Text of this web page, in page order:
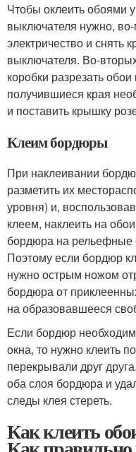
Чтобы оклеить обоями
выключателя нужно,
электричество и снять
выключателя. Во-
коробки разрезать
получившиеся края
и поставить крышку
Клеим бордюры
При наклеивании
разметить их
уровня) и,
клеем, наклеить на
бордюра на рельефные
Поэтому если бордюр
нужно острым ножом
бордюра от
на образовавшееся
Если бордюр
окна, то нужно клеить
перекрывали друг
оба слоя бордюра и
следы клея стереть.
Как клеить